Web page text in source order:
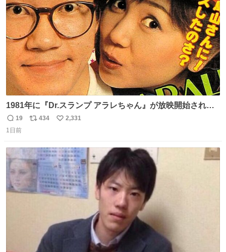
数
1981年に『Dr.スランプ アラレちゃん』が放映開始された
直後の鳥山明さんと、小山茉美さんです。
返
信
19
リ
数
434
い
数
2,331
1日前